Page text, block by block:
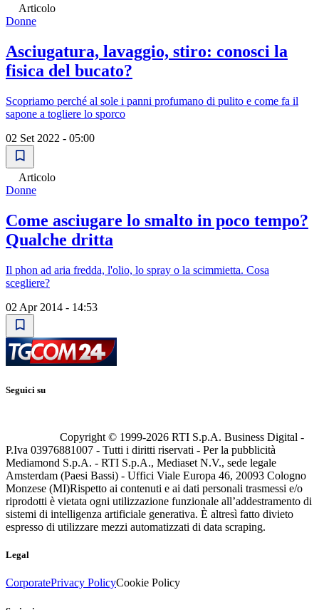
Articolo
Donne
Asciugatura, lavaggio, stiro: conosci la
fisica del bucato?
Scopriamo perché al sole i panni profumano di pulito e come fa il
sapone a togliere lo sporco
02 Set 2022 - 05:00
Articolo
Donne
Come asciugare lo smalto in poco tempo?
Qualche dritta
Il phon ad aria fredda, l'olio, lo spray o la scimmietta. Cosa
scegliere?
02 Apr 2014 - 14:53
Seguici su
Copyright © 1999-2026 RTI S.p.A. Business Digital -
P.Iva 03976881007 - Tutti i diritti riservati - Per la pubblicità
Mediamond S.p.A. - RTI S.p.A., Mediaset N.V., sede legale
Amsterdam (Paesi Bassi) - Uffici Viale Europa 46, 20093 Cologno
Monzese (MI)Rispetto ai contenuti e ai dati personali trasmessi e/o
riprodotti è vietata ogni utilizzazione funzionale all’addestramento di
sistemi di intelligenza artificiale generativa. È altresì fatto divieto
espresso di utilizzare mezzi automatizzati di data scraping.
Legal
CorporatePrivacy PolicyCookie Policy